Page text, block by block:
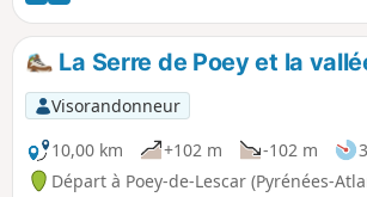
La Serre de Poey et la
Visorandonneur
10,00 km
+102 m -102 m
Départ à Poey-de-Lescar (Pyrénées-